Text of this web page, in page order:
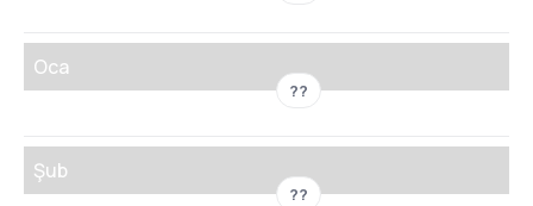
Oca
??
Şub
??